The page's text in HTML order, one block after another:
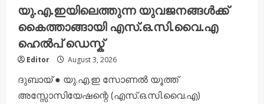
യു.എ.ഇയിലെത്തുന്ന യുവജനങ്ങൾക്ക്
കൈത്താങ്ങായി എസ്.ഒ.സി.വൈ.എ
ഹെൽപ് ഡെസ്ക്
Editor August 3, 2026
ദുബായ് ● യു.എ.ഇ സോണൽ യൂത്ത്
അസ്സോസിയേഷന്റെ (എസ്.ഒ.സി.വൈ.എ)